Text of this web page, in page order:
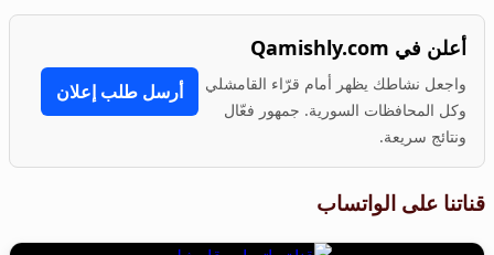
أعلن في Qamishly.com
واجعل نشاطك يظهر أمام قرّاء القامشلي
وكل المحافظات السورية. جمهور فعّال
ونتائج سريعة.
أرسل طلب إعلان
قناتنا على الواتساب